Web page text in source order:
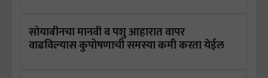
सोयाबीनचा मानवी व पशु आहारात वापर
वाढविल्‍यास कुपोषणाची समस्‍या कमी करता येईल